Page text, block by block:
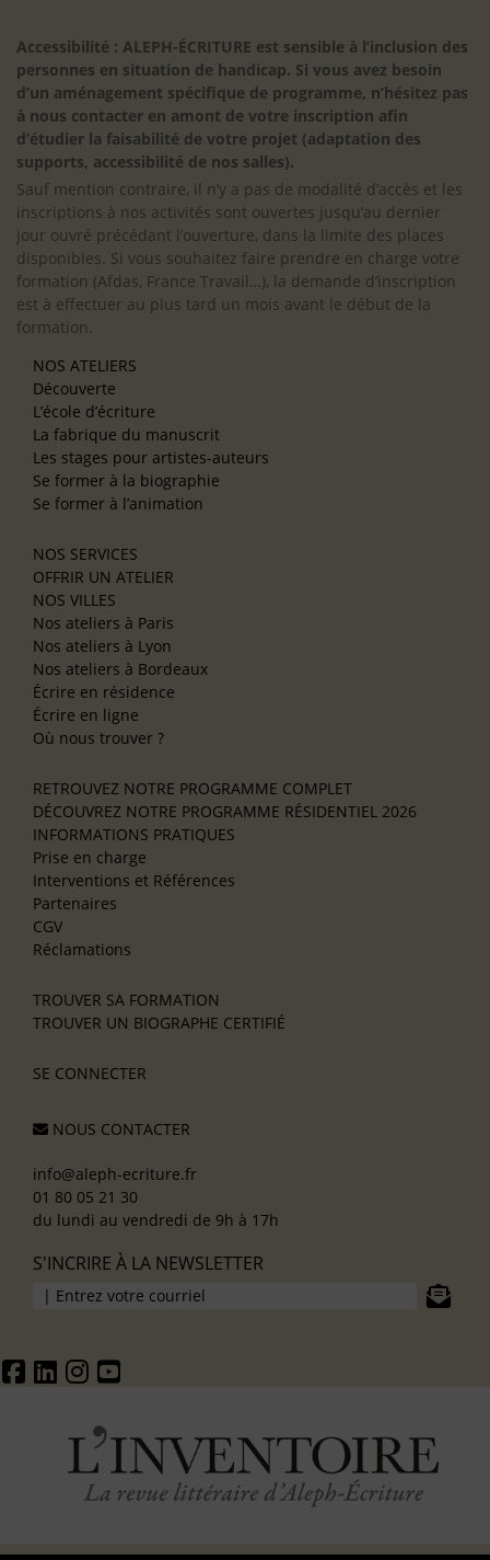
Accessibilité : ALEPH-ÉCRITURE est sensible à l’inclusion des
personnes en situation de handicap. Si vous avez besoin
d’un aménagement spécifique de programme, n’hésitez pas
à nous contacter en amont de votre inscription afin
d’étudier la faisabilité de votre projet (adaptation des
supports, accessibilité de nos salles).
Sauf mention contraire, il n’y a pas de modalité d’accès et les
inscriptions à nos activités sont ouvertes jusqu’au dernier
jour ouvré précédant l’ouverture, dans la limite des places
disponibles. Si vous souhaitez faire prendre en charge votre
formation (Afdas, France Travail…), la demande d’inscription
est à effectuer au plus tard un mois avant le début de la
formation.
NOS ATELIERS
Découverte
L’école d’écriture
La fabrique du manuscrit
Les stages pour artistes-auteurs
Se former à la biographie
Se former à l’animation
NOS SERVICES
OFFRIR UN ATELIER
NOS VILLES
Nos ateliers à Paris
Nos ateliers à Lyon
Nos ateliers à Bordeaux
Écrire en résidence
Écrire en ligne
Où nous trouver ?
RETROUVEZ NOTRE PROGRAMME COMPLET
DÉCOUVREZ NOTRE PROGRAMME RÉSIDENTIEL 2026
INFORMATIONS PRATIQUES
Prise en charge
Interventions et Références
Partenaires
CGV
Réclamations
TROUVER SA FORMATION
TROUVER UN BIOGRAPHE CERTIFIÉ
SE CONNECTER
NOUS CONTACTER
info@aleph-ecriture.fr
01 80 05 21 30
du lundi au vendredi de 9h à 17h
S'INCRIRE À LA NEWSLETTER